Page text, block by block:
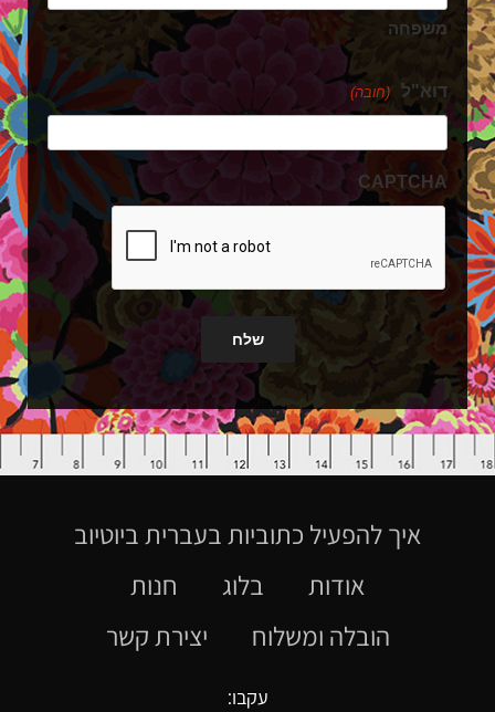
משפחה
דוא"ל (חובה)
CAPTCHA
שלח
איך להפעיל כתוביות בעברית ביוטיוב
אודות
בלוג
חנות
הובלה ומשלוח
יצירת קשר
עקבו: